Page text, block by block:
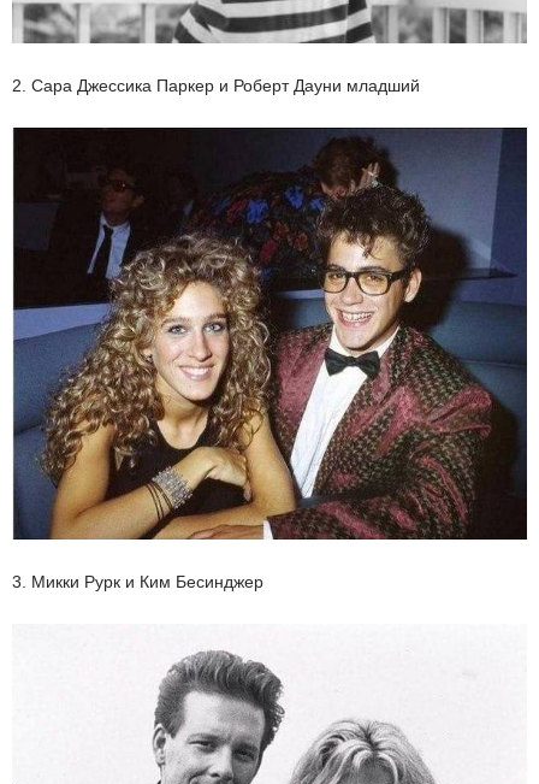
2. Сара Джессика Паркер и Роберт Дауни младший
3. Микки Рурк и Ким Бесинджер